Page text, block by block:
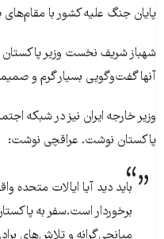
پایان جنگ علیه کشور با مقام‌های
شهباز شریف نخست وزیر
آنها گفت‌وگویی بسیار گرم و
وزیر خارجه ایران نیز در شبکه
پاکستان نوشت. عراقچی نوشت:
باید دید آیا ایالات متحده
برخوردار است.سفر به